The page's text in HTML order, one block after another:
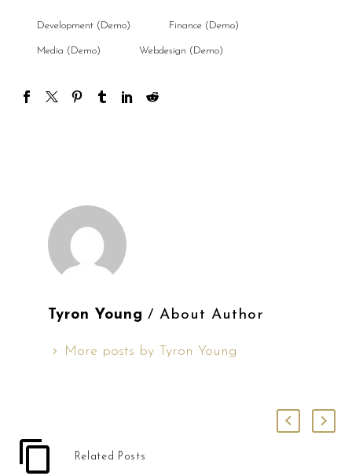
Development (Demo) Finance (Demo)
Media (Demo) Webdesign (Demo)
Tyron Young/ About Author
More posts by Tyron Young
Related Posts